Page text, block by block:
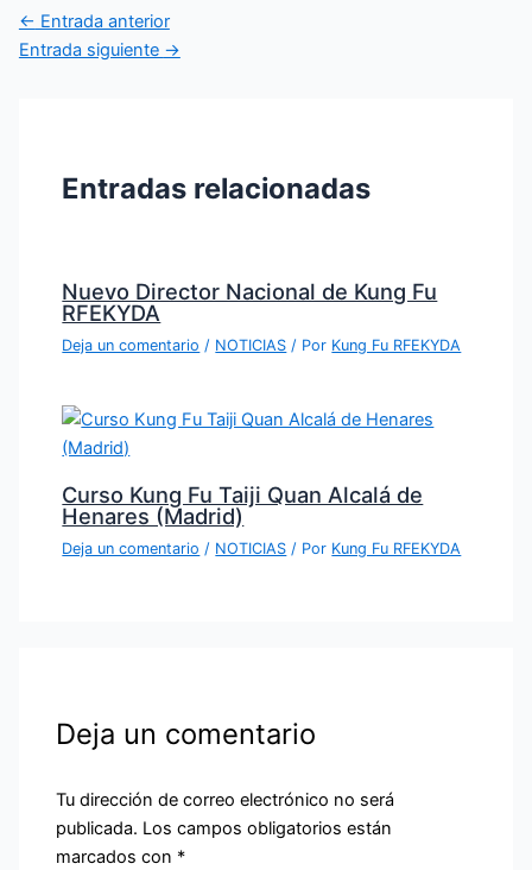
← Entrada anterior
Entrada siguiente →
Entradas relacionadas
Nuevo Director Nacional de Kung Fu
RFEKYDA
Deja un comentario / NOTICIAS / Por Kung Fu RFEKYDA
Curso Kung Fu Taiji Quan Alcalá de
Henares (Madrid)
Deja un comentario / NOTICIAS / Por Kung Fu RFEKYDA
Deja un comentario
Tu dirección de correo electrónico no será
publicada. Los campos obligatorios están
marcados con *